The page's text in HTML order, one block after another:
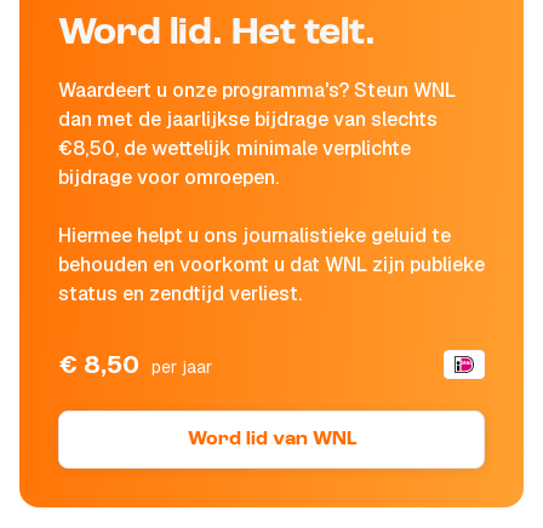
Word lid. Het telt.
Waardeert u onze programma's? Steun WNL
dan met de jaarlijkse bijdrage van slechts
€8,50, de wettelijk minimale verplichte
bijdrage voor omroepen.
Hiermee helpt u ons journalistieke geluid te
behouden en voorkomt u dat WNL zijn publieke
status en zendtijd verliest.
€ 8,50 per jaar
Word lid van WNL